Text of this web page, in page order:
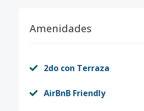
Amenidades
2do con Terraza
AirBnB Friendly